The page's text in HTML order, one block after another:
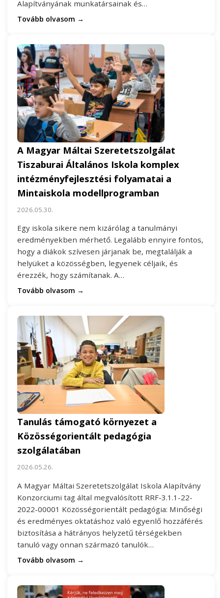
Alapítványának munkatársainak és…
Tovább olvasom →
A Magyar Máltai Szeretetszolgálat
Tiszaburai Általános Iskola komplex
intézményfejlesztési folyamatai a
Mintaiskola modellprogramban
2026.05.30.
Egy iskola sikere nem kizárólag a tanulmányi
eredményekben mérhető. Legalább ennyire fontos,
hogy a diákok szívesen járjanak be, megtalálják a
helyüket a közösségben, legyenek céljaik, és
érezzék, hogy számítanak. A…
Tovább olvasom →
Tanulás támogató környezet a
Közösségorientált pedagógia
szolgálatában
2026.05.26.
A Magyar Máltai Szeretetszolgálat Iskola Alapítvány
Konzorciumi tag által megvalósított RRF-3.1.1-22-
2022-00001 Közösségorientált pedagógia: Minőségi
és eredményes oktatáshoz való egyenlő hozzáférés
biztosítása a hátrányos helyzetű térségekben
tanuló vagy onnan származó tanulók…
Tovább olvasom →